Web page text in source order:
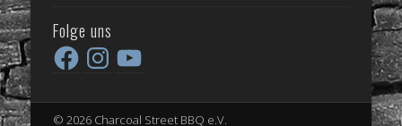
Folge uns
FacebookInstagramYouTube
© 2026 Charcoal Street BBQ e.V.